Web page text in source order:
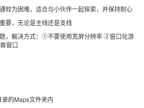
较为困难，适合与小伙伴一起探索，并保持耐心
要，无论是主线还是支线
，解决方式：①不要使用宽屏分辨率 ②窗口化游
窗口
的Maps文件夹内